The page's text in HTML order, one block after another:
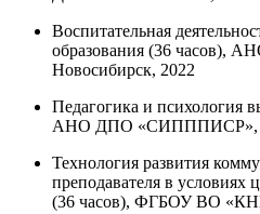
Воспитательная
образования (36
Новосибирск, 2022
Педагогика и психология
АНО ДПО «СИПППИСР»,
Технология развития
преподавателя в условиях
(36 часов), ФГБОУ ВО